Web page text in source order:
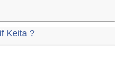
Keita ?